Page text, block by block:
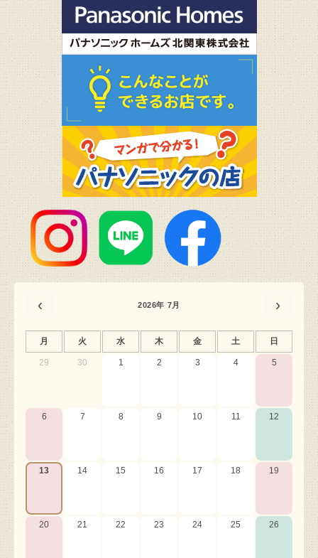
‹ 2026年 7月 ›
月 火 水 木 金 土 日
29 30 1 2 3 4 5
6 7 8 9 10 11 12
13 14 15 16 17 18 19
20 21 22 23 24 25 26